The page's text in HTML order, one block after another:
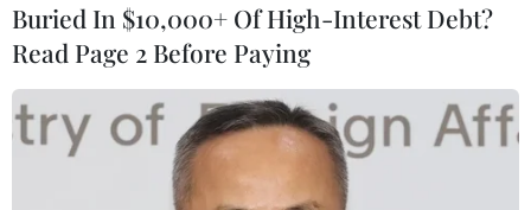
Buried In $10,000+ Of High-Interest Debt?
Read Page 2 Before Paying